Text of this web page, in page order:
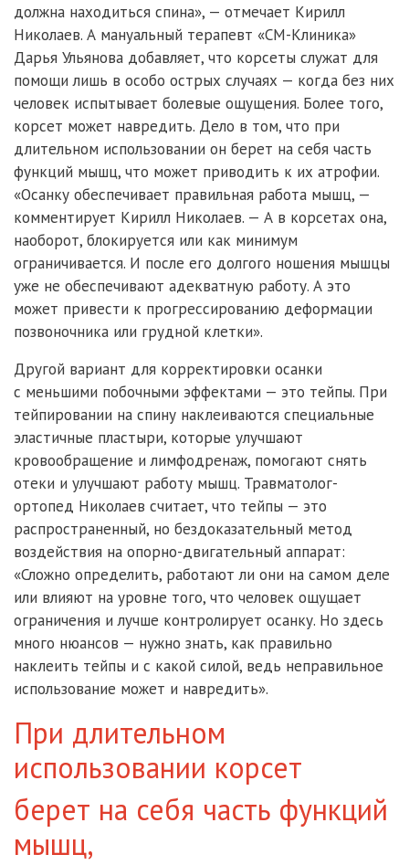
должна находиться спина», — отмечает Кирилл
Николаев. А мануальный терапевт «СМ-Клиника»
Дарья Ульянова добавляет, что корсеты служат для
помощи лишь в особо острых случаях — когда без них
человек испытывает болевые ощущения. Более того,
корсет может навредить. Дело в том, что при
длительном использовании он берет на себя часть
функций мышц, что может приводить к их атрофии.
«Осанку обеспечивает правильная работа мышц, —
комментирует Кирилл Николаев. — А в корсетах она,
наоборот, блокируется или как минимум
ограничивается. И после его долгого ношения мышцы
уже не обеспечивают адекватную работу. А это
может привести к прогрессированию деформации
позвоночника или грудной клетки».
Другой вариант для корректировки осанки
с меньшими побочными эффектами — это тейпы. При
тейпировании на спину наклеиваются специальные
эластичные пластыри, которые улучшают
кровообращение и лимфодренаж, помогают снять
отеки и улучшают работу мышц. Травматолог-
ортопед Николаев считает, что тейпы — это
распространенный, но бездоказательный метод
воздействия на опорно-двигательный аппарат:
«Сложно определить, работают ли они на самом деле
или влияют на уровне того, что человек ощущает
ограничения и лучше контролирует осанку. Но здесь
много нюансов — нужно знать, как правильно
наклеить тейпы и с какой силой, ведь неправильное
использование может и навредить».
При длительном
использовании корсет
берет на себя часть функций
мышц,